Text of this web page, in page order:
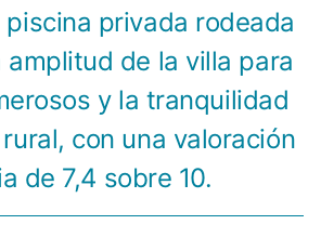
privada rodeada
amplitud de la villa para
y la tranquilidad
con una valoración
de 7,4 sobre 10.